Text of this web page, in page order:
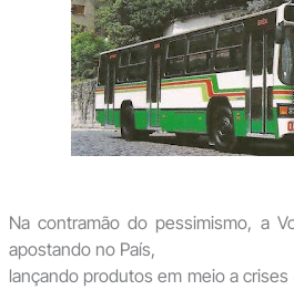
Na contramão do pessimismo, a
apostando no País,
lançando produtos em meio a